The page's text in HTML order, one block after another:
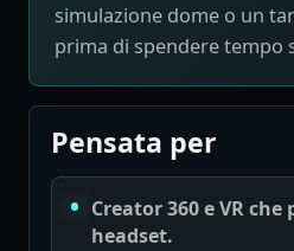
simulazione dome o un
prima di spendere tempo
Pensata per
Creator 360 e VR
headset.